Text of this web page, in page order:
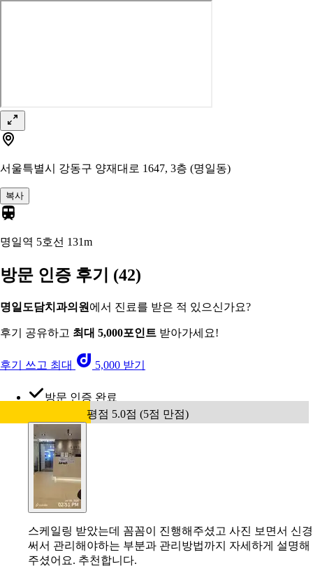
서울특별시 강동구 양재대로 1647, 3층 (명일동)
복사
명일역 5호선 131m
방문 인증 후기 (42)
명일도담치과의원 에서 진료를 받은 적 있으신가요?
후기 공유하고 최대 5,000포인트 받아가세요!
후기 쓰고 최대 5,000 받기
방문 인증 완료
평점 5.0점 (5점 만점)
스케일링 받았는데 꼼꼼이 진행해주셨고 사진 보면서 신경
써서 관리해야하는 부분과 관리방법까지 자세하게 설명해
주셨어요. 추천합니다.